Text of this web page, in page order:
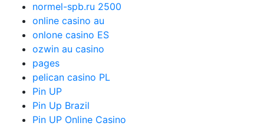
normel-spb.ru 2500
online casino au
onlone casino ES
ozwin au casino
pages
pelican casino PL
Pin UP
Pin Up Brazil
Pin UP Online Casino